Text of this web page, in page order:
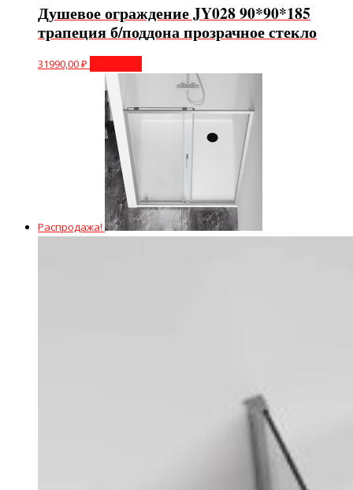
Душевое ограждение JY028 90*90*185
трапеция б/поддона прозрачное стекло
31990,00₽
Распродажа!